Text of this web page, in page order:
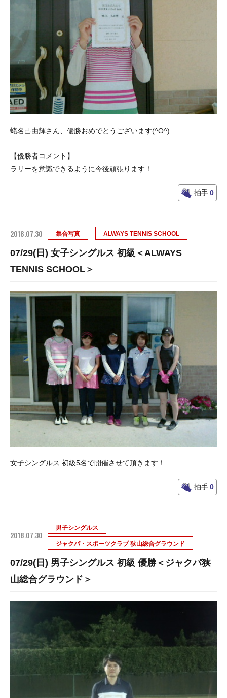
蛯名己由輝さん、優勝おめでとうございます(^O^)
【優勝者コメント】
ラリーを意識できるように今後頑張ります！
拍手0
2018.07.30 集合写真 ALWAYS TENNIS SCHOOL
07/29(日) 女子シングルス 初級＜ALWAYS
TENNIS SCHOOL＞
女子シングルス 初級5名で開催させて頂きます！
拍手0
2018.07.30
男子シングルス
ジャクパ・スポーツクラブ 狭山総合グラウンド
07/29(日) 男子シングルス 初級 優勝＜ジャクパ狭
山総合グラウンド＞